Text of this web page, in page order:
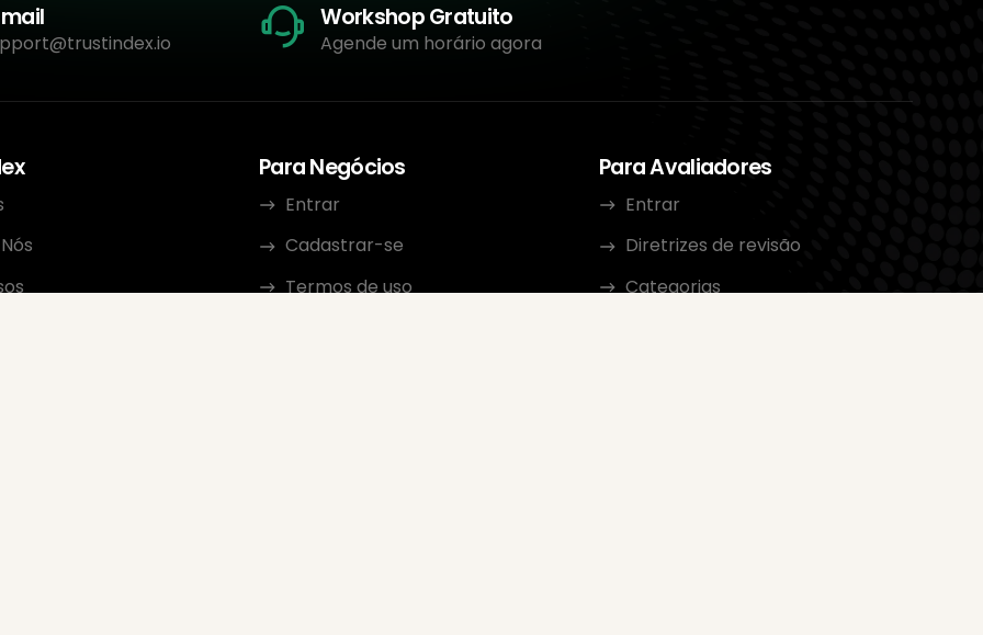
Workshop Gratuito
Agende um horário agora
Para Negócios
Entrar
Cadastrar-se
Termos de uso
Para Avaliadores
Entrar
Diretrizes de revisão
Categorias